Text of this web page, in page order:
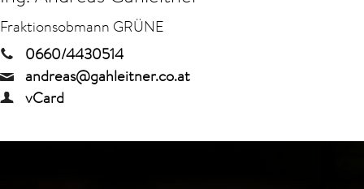
Fraktionsobmann GRÜNE
0660/4430514
andreas@gahleitner.co.at
vCard